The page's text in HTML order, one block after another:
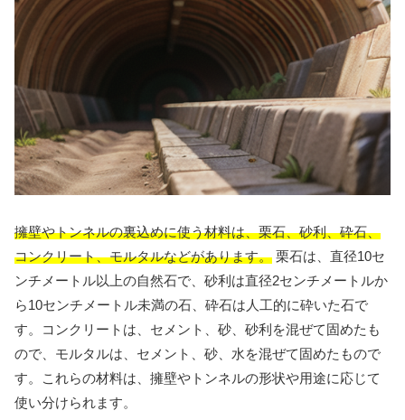
擁壁やトンネルの裏込めに使う材料は、栗石、砂利、砕石、
コンクリート、モルタルなどがあります。 栗石は、直径10セ
ンチメートル以上の自然石で、砂利は直径2センチメートルか
ら10センチメートル未満の石、砕石は人工的に砕いた石で
す。コンクリートは、セメント、砂、砂利を混ぜて固めたも
ので、モルタルは、セメント、砂、水を混ぜて固めたもので
す。これらの材料は、擁壁やトンネルの形状や用途に応じて
使い分けられます。